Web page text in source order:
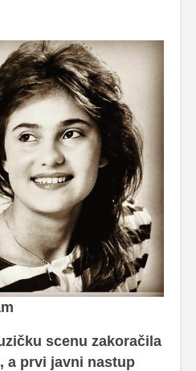
scenu zakoračila
a prvi javni nastup